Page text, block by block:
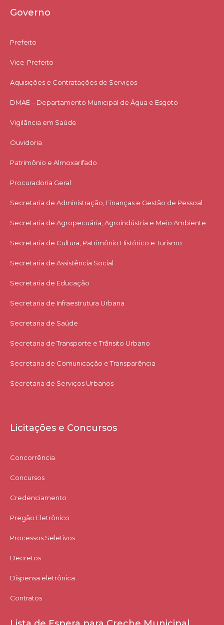
Governo
Prefeito
Vice-Prefeito
Aquisições e Contratações de Serviços​
DMAE – Departamento Municipal de Água e Esgoto
Vigilância em Saúde
Ouvidoria
Patrimônio e Almoxarifado
Procuradoria Geral
Secretaria de Administração, Finanças e Gestão de Pessoal
Secretaria de Agropecuária, Agroindústria e Meio Ambiente
Secretaria de Cultura, Patrimônio Histórico e Turismo
Secretaria de Assistência Social
Secretaria de Educação
Secretaria de Infraestrutura Urbana
Secretaria de Saúde
Secretaria de Transporte e Trânsito Urbano
Secretaria de Comunicação e Transparência
Secretaria de Serviços Urbanos
Licitações e Concursos
Concorrência
Concursos
Credenciamento
Pregão Eletrônico
Processos Seletivos
Decretos
Dispensa eletrônica
Contratos